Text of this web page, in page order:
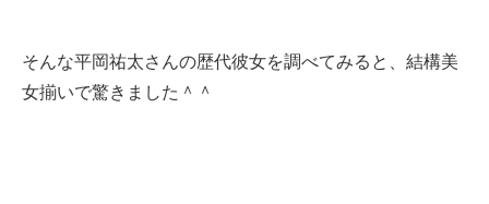
そんな平岡祐太さんの歴代彼女を調べてみると、結構美
女揃いで驚きました＾＾